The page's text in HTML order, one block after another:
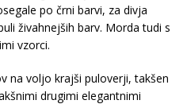
po črni barvi, za divja
živahnejših barv. Morda tudi s
vzorci.
na voljo krajši puloverji, takšen
drugimi elegantnimi